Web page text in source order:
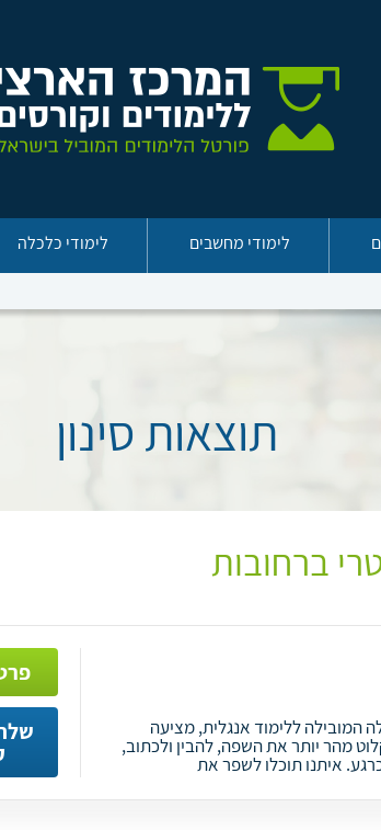
לימודי מחשבים לימודי כלכלה
תוצאות סינון
ברחובות
המובילה ללימוד אנגלית, מציעה
מהר יותר את השפה, להבין ולכתוב,
איתנו תוכלו לשפר את